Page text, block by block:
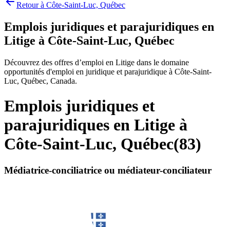
Retour à Côte-Saint-Luc, Québec
Emplois juridiques et parajuridiques en
Litige à Côte-Saint-Luc, Québec
Découvrez des offres d’emploi en Litige dans le domaine
opportunités d'emploi en juridique et parajuridique à Côte-Saint-
Luc, Québec, Canada.
Emplois juridiques et
parajuridiques en Litige à
Côte-Saint-Luc, Québec(83)
Médiatrice-conciliatrice ou médiateur-conciliateur